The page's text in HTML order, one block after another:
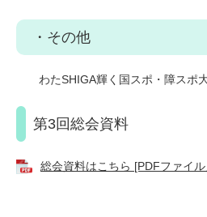
・その他
わたSHIGA輝く国スポ・障スポ
第3回総会資料
総会資料はこちら [PDFファイ